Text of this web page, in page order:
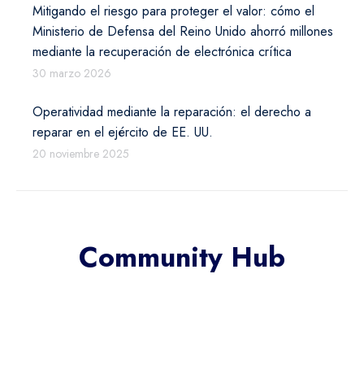
Mitigando el riesgo para proteger el valor: cómo el
Ministerio de Defensa del Reino Unido ahorró millones
mediante la recuperación de electrónica crítica
30 marzo 2026
Operatividad mediante la reparación: el derecho a
reparar en el ejército de EE. UU.
20 noviembre 2025
Community Hub